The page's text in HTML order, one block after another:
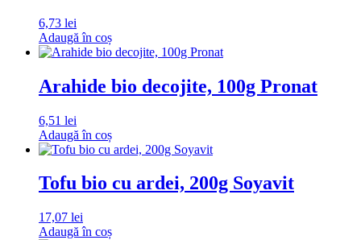
6,73 lei
Adaugă în coș
Arahide bio decojite, 100g Pronat
6,51 lei
Adaugă în coș
Tofu bio cu ardei, 200g Soyavit
17,07 lei
Adaugă în coș